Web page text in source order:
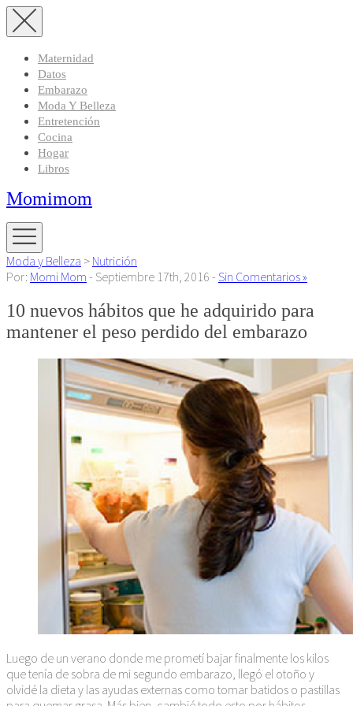
Maternidad
Datos
Embarazo
Moda Y Belleza
Entretención
Cocina
Hogar
Libros
Momimom
Moda y Belleza > Nutrición
Por: Momi Mom - Septiembre 17th, 2016 - Sin Comentarios »
10 nuevos hábitos que he adquirido para
mantener el peso perdido del embarazo
Luego de un verano donde me prometí bajar finalmente los kilos
que tenía de sobra de mi segundo embarazo, llegó el otoño y
olvidé la dieta y las ayudas externas como tomar batidos o pastillas